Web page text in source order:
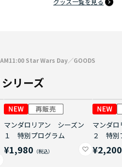
Star Wars Day／GOODS
リーズ
マンダロリアン シーズン
１ 特別プログラム
¥1,980
マンダ
２ 特別
¥2,200